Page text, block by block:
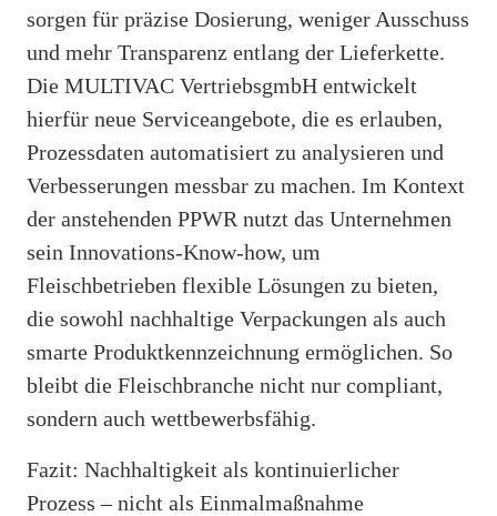
sorgen für präzise Dosierung, weniger Ausschuss
und mehr Transparenz entlang der Lieferkette.
Die MULTIVAC VertriebsgmbH entwickelt
hierfür neue Serviceangebote, die es erlauben,
Prozessdaten automatisiert zu analysieren und
Verbesserungen messbar zu machen. Im Kontext
der anstehenden PPWR nutzt das Unternehmen
sein Innovations-Know-how, um
Fleischbetrieben flexible Lösungen zu bieten,
die sowohl nachhaltige Verpackungen als auch
smarte Produktkennzeichnung ermöglichen. So
bleibt die Fleischbranche nicht nur compliant,
sondern auch wettbewerbsfähig.
Fazit: Nachhaltigkeit als kontinuierlicher
Prozess – nicht als Einmalmaßnahme